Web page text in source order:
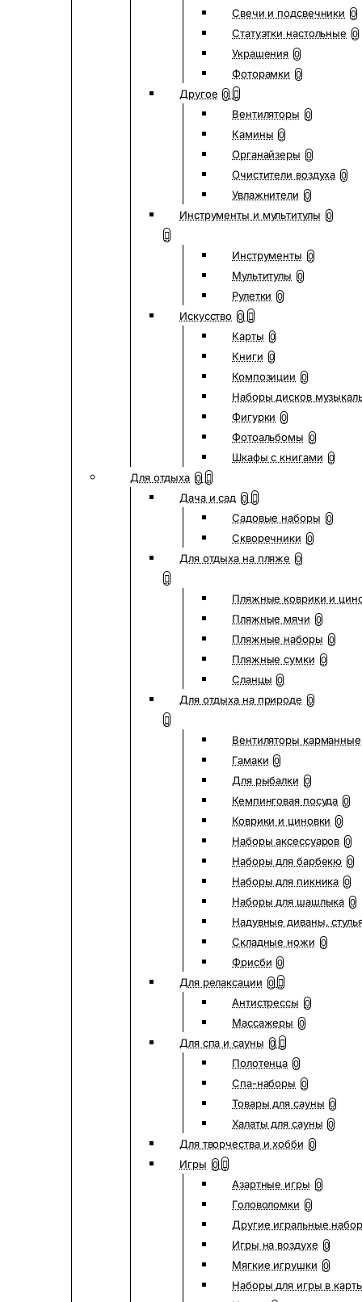
Свечи и подсвечники 0
Статуэтки настольные 0
Украшения 0
Фоторамки 0
Другое 0
Вентиляторы 0
Камины 0
Органайзеры 0
Очистители воздуха 0
Увлажнители 0
Инструменты и мультитулы 0
Инструменты 0
Мультитулы 0
Рулетки 0
Искусство 0
Карты 0
Книги 0
Композиции 0
Наборы дисков
Фигурки 0
Фотоальбомы 0
Шкафы с книгами 0
Для отдыха 0
Дача и сад 0
Садовые наборы 0
Скворечники 0
Для отдыха на пляже 0
Пляжные коврики и
Пляжные мячи 0
Пляжные наборы 0
Пляжные сумки 0
Сланцы 0
Для отдыха на природе 0
Вентиляторы карманные
Гамаки 0
Для рыбалки 0
Кемпинговая посуда 0
Коврики и циновки 0
Наборы аксессуаров 0
Наборы для барбекю 0
Наборы для пикника 0
Наборы для шашлыка 0
Надувные диваны,
Складные ножи 0
Фрисби 0
Для релаксации 0
Антистрессы 0
Массажеры 0
Для спа и сауны 0
Полотенца 0
Спа-наборы 0
Товары для сауны 0
Халаты для сауны 0
Для творчества и хобби 0
Игры 0
Азартные игры 0
Головоломки 0
Другие игральные
Игры на воздухе 0
Мягкие игрушки 0
Наборы для игры в